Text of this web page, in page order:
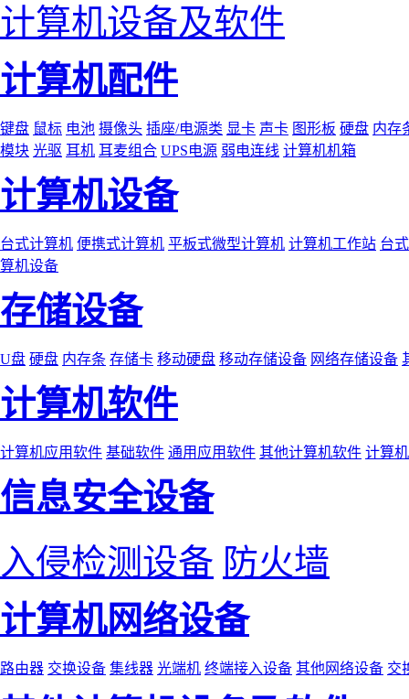
计算机设备及软件
计算机配件
键盘 鼠标 电池 摄像头 插座/电源类 显卡 声卡 图形板 硬盘 内存
模块 光驱 耳机 耳麦组合 UPS电源 弱电连线 计算机机箱
计算机设备
台式计算机 便携式计算机 平板式微型计算机 计算机工作站 台
算机设备
存储设备
U盘 硬盘 内存条 存储卡 移动硬盘 移动存储设备 网络存储设备
计算机软件
计算机应用软件 基础软件 通用应用软件 其他计算机软件 计算
信息安全设备
入侵检测设备 防火墙
计算机网络设备
路由器 交换设备 集线器 光端机 终端接入设备 其他网络设备 交